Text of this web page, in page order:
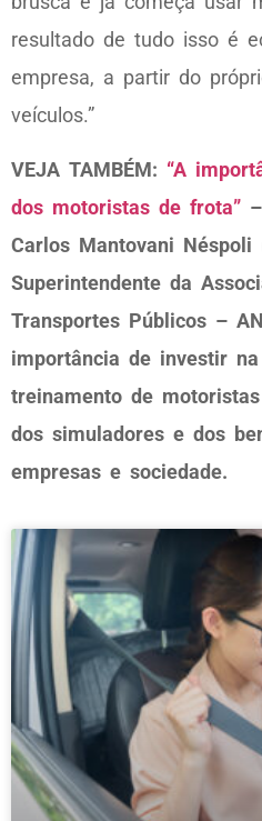
resultado de tudo isso é
empresa, a partir do
veículos.”
VEJA TAMBÉM: “A
dos motoristas de frota”
Carlos Mantovani Néspoli
Superintendente da
Transportes Públicos –
importância de investir
treinamento de
dos simuladores e dos
empresas e sociedade.